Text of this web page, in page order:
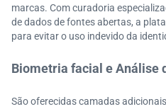
marcas. Com curadoria
de dados de fontes abertas, a
para evitar o uso indevido da
Biometria facial e Análise
São oferecidas camadas